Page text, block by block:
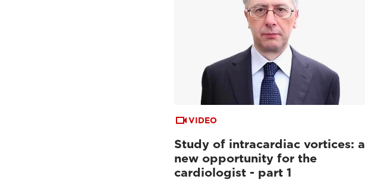
VIDEO
Study of intracardiac vortices: a
new opportunity for the
cardiologist - part 1